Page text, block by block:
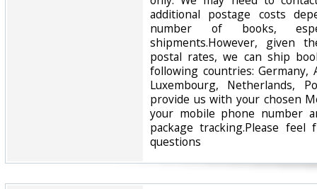
additional postage costs
number of books,
shipments.However, given
postal rates, we can ship
following countries: Germany,
Luxembourg, Netherlands,
provide us with your chosen
your mobile phone number
package tracking.Please
questions‎